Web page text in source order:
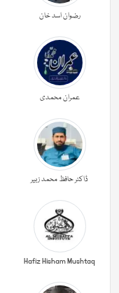
رضوان اسد خان
عمران محمدی
ڈاکٹر حافظ محمد زبیر
Hafiz Hisham Mushtaq